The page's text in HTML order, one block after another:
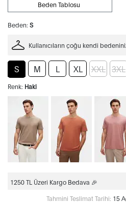
Beden: S
Beden Tablosu
Kullanıcıların çoğu kendi
S M L XL XXL 3XL
Renk: Haki
1250 TL Üzeri Kargo Bedava 🎉
Tahmini Teslimat Tarihi: 15